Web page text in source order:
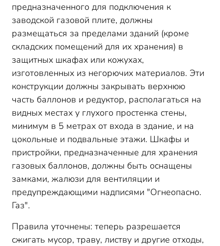
предназначенного для подключения к
заводской газовой плите, должны
размещаться за пределами зданий (кроме
складских помещений для их хранения) в
защитных шкафах или кожухах,
изготовленных из негорючих материалов. Эти
конструкции должны закрывать верхнюю
часть баллонов и редуктор, располагаться на
видных местах у глухого простенка стены,
минимум в 5 метрах от входа в здание, и на
цокольные и подвальные этажи. Шкафы и
пристройки, предназначенные для хранения
газовых баллонов, должны быть оснащены
замками, жалюзи для вентиляции и
предупреждающими надписями "Огнеопасно.
Газ".
Правила уточнены: теперь разрешается
сжигать мусор, траву, листву и другие отходы,